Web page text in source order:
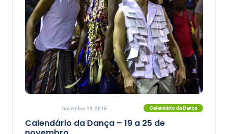
novembro 19, 2018 Calendário da Dança
Calendário da Dança – 19 a 25 de